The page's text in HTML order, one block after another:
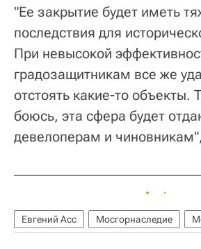
"Ее закрытие будет иметь
последствия для
При невысокой
градозащитникам все же
отстоять какие-то объекты.
боюсь, эта сфера будет
девелоперам и
Евгений Асс Мосгорнаследие